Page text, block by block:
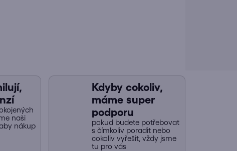
naši
nákup
Kdyby cokoliv,
máme super
podporu
pokud budete potřebovat
s čímkoliv poradit nebo
cokoliv vyřešit, vždy jsme
tu pro vás